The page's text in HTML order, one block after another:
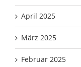
April 2025
März 2025
Februar 2025